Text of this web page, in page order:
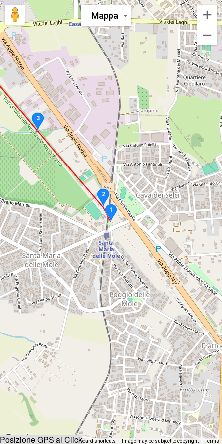
1
2
3
Mappa
Keyboard shortcuts Image may be subject to copyright Terms
Posizione GPS al Click